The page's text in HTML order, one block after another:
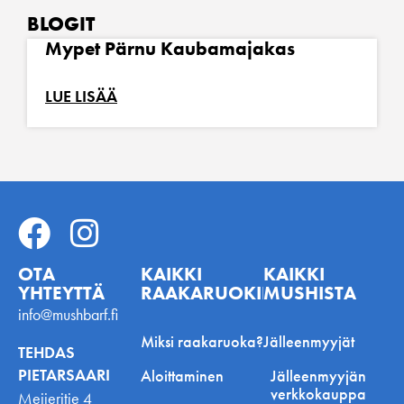
BLOGIT
Mypet Pärnu Kaubamajakas
LUE LISÄÄ
OTA
YHTEYTTÄ
info@mushbarf.fi
TEHDAS
PIETARSAARI
Meijeritie 4
KAIKKI
RAAKARUOKINNASTA
Miksi raakaruoka?
Aloittaminen
KAIKKI
MUSHISTA
Jälleenmyyjät
Jälleenmyyjän
verkkokauppa